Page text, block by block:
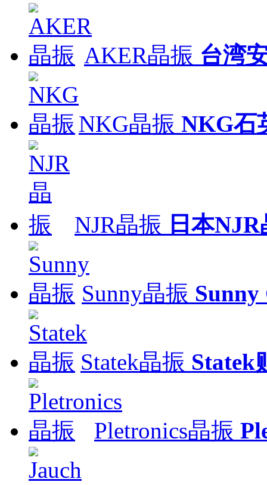
AKER晶振 台湾
NKG晶振 NKG石
NJR晶振 日本
Sunny晶振
Statek晶振 Statek
Pletronics晶振